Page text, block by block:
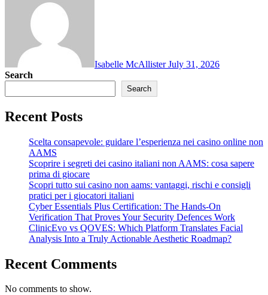
Isabelle McAllisterJuly 31, 2026
Search
Search
Recent Posts
Scelta consapevole: guidare l’esperienza nei casino online non
AAMS
Scoprire i segreti dei casino italiani non AAMS: cosa sapere
prima di giocare
Scopri tutto sui casino non aams: vantaggi, rischi e consigli
pratici per i giocatori italiani
Cyber Essentials Plus Certification: The Hands-On
Verification That Proves Your Security Defences Work
ClinicEvo vs QOVES: Which Platform Translates Facial
Analysis Into a Truly Actionable Aesthetic Roadmap?
Recent Comments
No comments to show.